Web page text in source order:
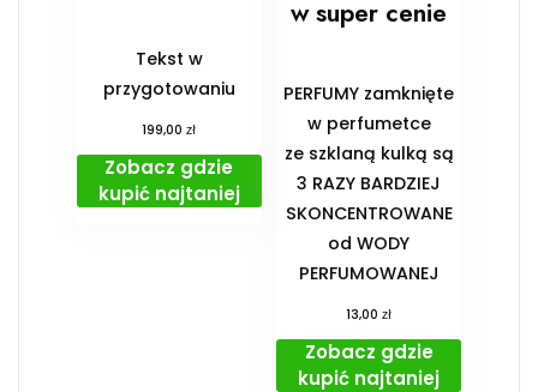
Tekst w
przygotowaniu
199,00zł
Zobacz gdzie
kupić najtaniej
w super cenie
PERFUMY zamknięte
w perfumetce
ze szklaną kulką są
3 RAZY BARDZIEJ
SKONCENTROWANE
od WODY
PERFUMOWANEJ
13,00zł
Zobacz gdzie
kupić najtaniej